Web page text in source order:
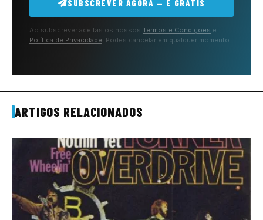
SUBSCREVER AGORA — É GRÁTIS
Ao subscrever aceitas os nossos Termos e Condições e
Política de Privacidade . Podes cancelar em qualquer momento.
ARTIGOS RELACIONADOS